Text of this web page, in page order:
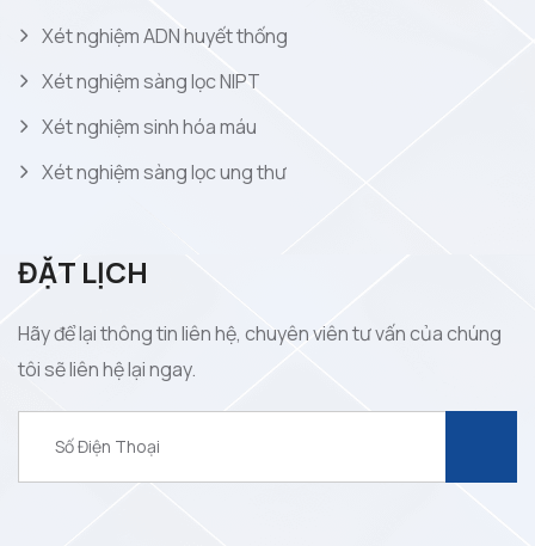
Xét nghiệm ADN huyết thống
Xét nghiệm sàng lọc NIPT
Xét nghiệm sinh hóa máu
Xét nghiệm sàng lọc ung thư
ĐẶT LỊCH
Hãy để lại thông tin liên hệ, chuyên viên tư vấn của chúng
tôi sẽ liên hệ lại ngay.